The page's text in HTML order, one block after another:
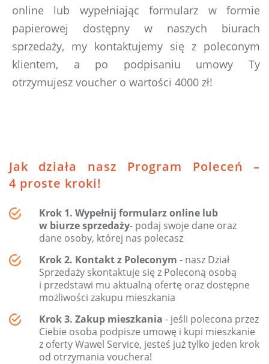
online lub wypełniając formularz w formie
papierowej dostępny w naszych biurach
sprzedaży, my kontaktujemy się z poleconym
klientem, a po podpisaniu umowy Ty
otrzymujesz voucher o wartości 4000 zł!
Jak działa nasz Program Poleceń –
4 proste kroki!
Krok 1. Wypełnij formularz online lub
w biurze sprzedaży- podaj swoje dane oraz
dane osoby, której nas polecasz
Krok 2. Kontakt z Poleconym - nasz Dział
Sprzedaży skontaktuje się z Poleconą osobą
i przedstawi mu aktualną ofertę oraz dostępne
możliwości zakupu mieszkania
Krok 3. Zakup mieszkania - jeśli polecona przez
Ciebie osoba podpisze umowę i kupi mieszkanie
z oferty Wawel Service, jesteś już tylko jeden krok
od otrzymania vouchera!